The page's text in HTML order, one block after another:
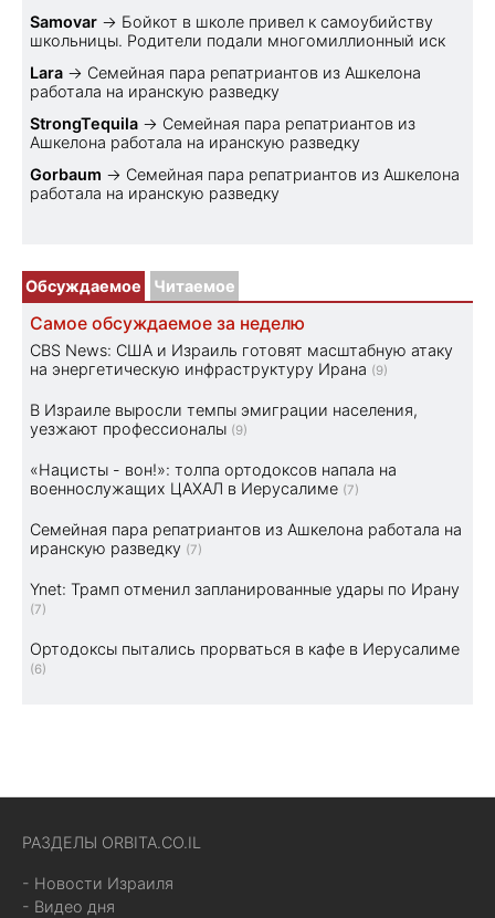
Samovar → Бойкот в школе привел к самоубийству
школьницы. Родители подали многомиллионный иск
Lara → Семейная пара репатриантов из Ашкелона
работала на иранскую разведку
StrongTequila → Семейная пара репатриантов из
Ашкелона работала на иранскую разведку
Gorbaum → Семейная пара репатриантов из Ашкелона
работала на иранскую разведку
Обсуждаемое Читаемое
Самое обсуждаемое за неделю
CBS News: США и Израиль готовят масштабную атаку
на энергетическую инфраструктуру Ирана (9)
В Израиле выросли темпы эмиграции населения,
уезжают профессионалы (9)
«Нацисты - вон!»: толпа ортодоксов напала на
военнослужащих ЦАХАЛ в Иерусалиме (7)
Семейная пара репатриантов из Ашкелона работала на
иранскую разведку (7)
Ynet: Трамп отменил запланированные удары по Ирану
(7)
Ортодоксы пытались прорваться в кафе в Иерусалиме
(6)
РАЗДЕЛЫ ORBITA.CO.IL
- Новости Израиля
- Видео дня